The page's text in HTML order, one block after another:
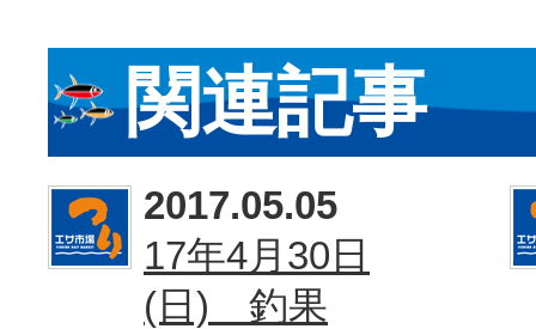
関連記事
2017.05.05
17年4月30日
(日) 釣果